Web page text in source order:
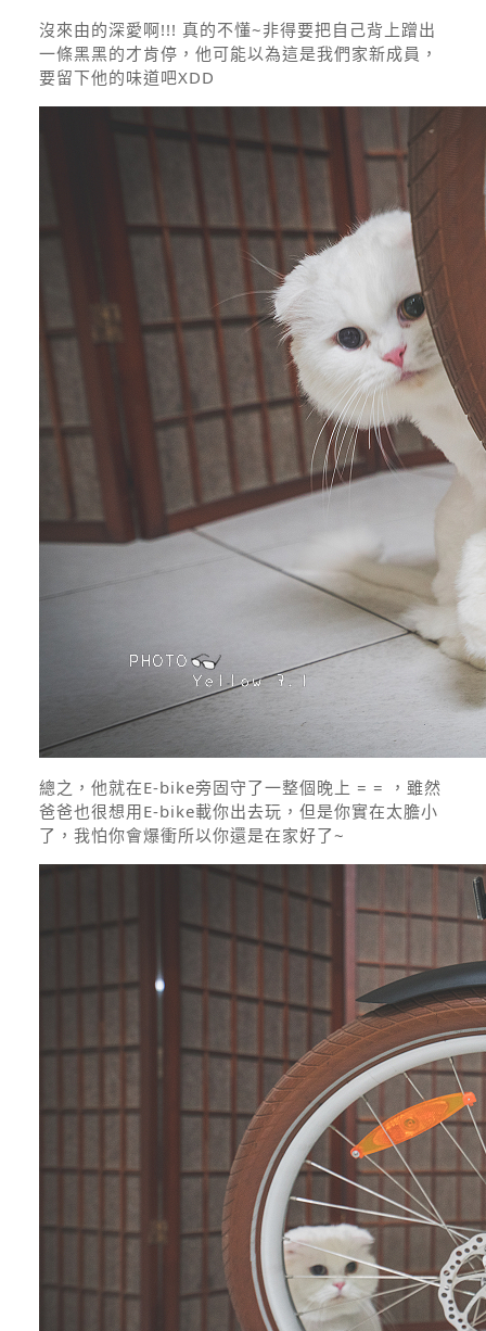
沒來由的深愛啊!!! 真的不懂~非得要把自己背上蹭出
一條黑黑的才肯停，他可能以為這是我們家新成員，
要留下他的味道吧XDD
總之，他就在E-bike旁固守了一整個晚上 = = ，雖然
爸爸也很想用E-bike載你出去玩，但是你實在太膽小
了，我怕你會爆衝所以你還是在家好了~